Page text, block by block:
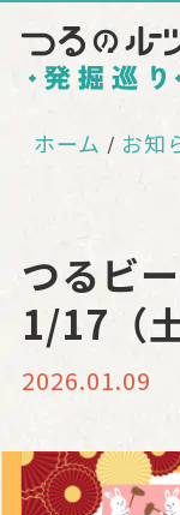
ホーム お知
つるビ
1/17（
2026.01.09